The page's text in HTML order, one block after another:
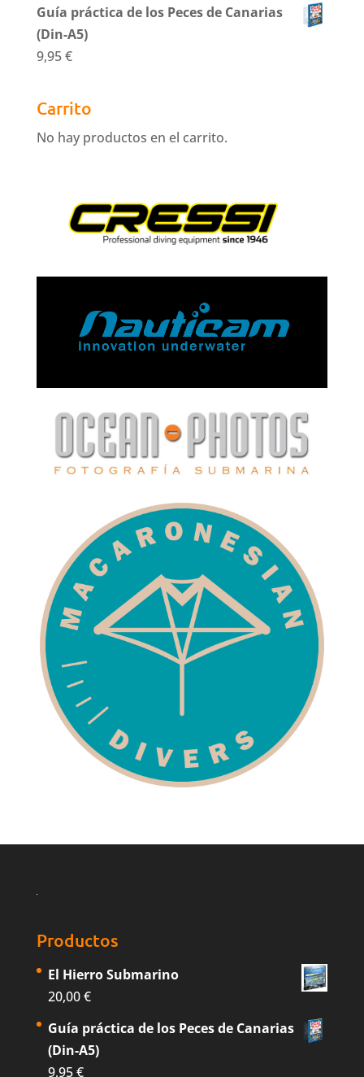
Guía práctica de los Peces de Canarias
(Din-A5)
9,95€
Carrito
No hay productos en el carrito.
Productos
El Hierro Submarino
20,00€
Guía práctica de los Peces de Canarias
(Din-A5)
9,95€